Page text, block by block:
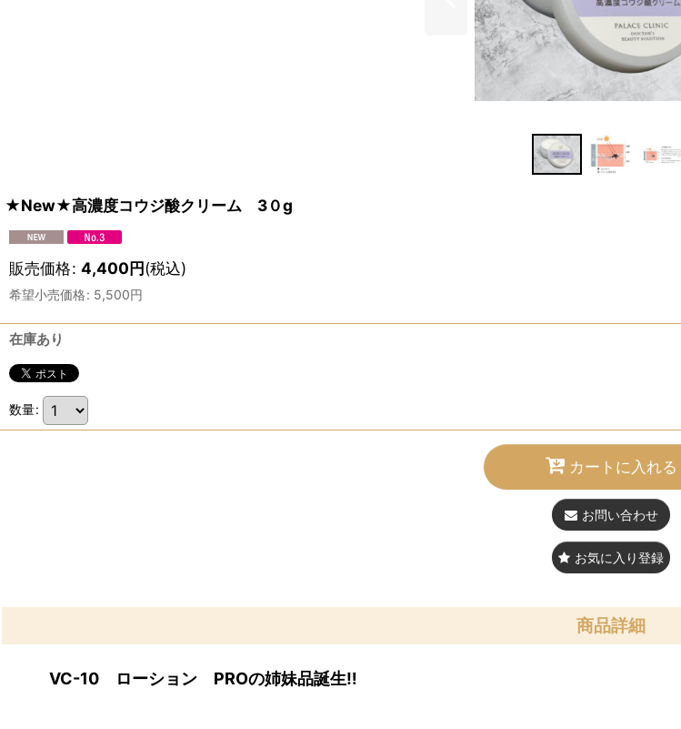
★New★高濃度コウジ酸クリーム 3０g
販売価格: 4,400円(税込)
希望小売価格: 5,500円
在庫あり
数量:
カートに入れる
お問い合わせ
お気に入り登録
商品詳細
VC-10 ローション PROの姉妹品誕生‼